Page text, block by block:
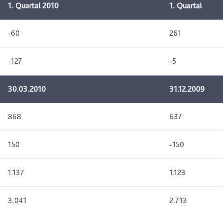
1. Quartal 2010 1. Quartal
-60 261
-127 -5
30.03.2010 31.12.2009
868 637
150 -150
1.137 1.123
3.041 2.713